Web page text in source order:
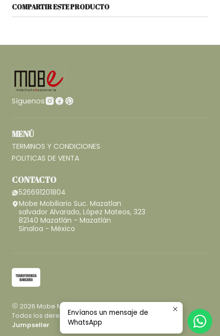
COMPARTIR ESTE PRODUCTO
Síguenos
MENÚ
TERMINOS Y CONDICIONES
POLITICAS DE VENTA
CONTACTO
526691201804
Mobe Mobiliario Suc. Mazatlan
salvador Alvarado, López Mateos, 323
82140 Mazatlán - Mazatlán
Sinaloa - México
2026 Mobe Mobiliario.
Todos los derechos reservados.Desarrollado por
Jumpseller.
Envíanos un mensaje de
WhatsApp